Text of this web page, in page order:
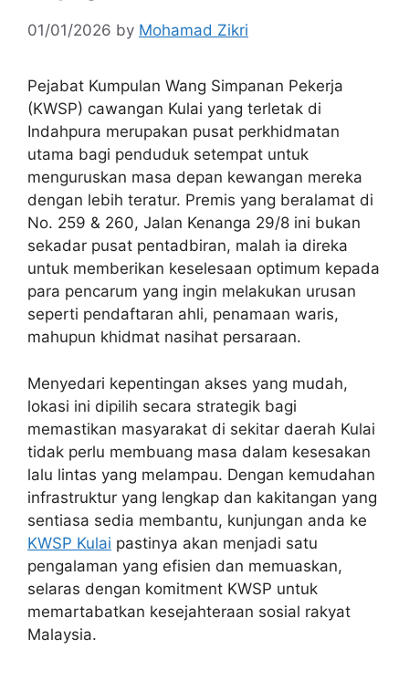
01/01/2026 by Mohamad Zikri
Pejabat Kumpulan Wang Simpanan Pekerja
(KWSP) cawangan Kulai yang terletak di
Indahpura merupakan pusat perkhidmatan
utama bagi penduduk setempat untuk
menguruskan masa depan kewangan mereka
dengan lebih teratur. Premis yang beralamat di
No. 259 & 260, Jalan Kenanga 29/8 ini bukan
sekadar pusat pentadbiran, malah ia direka
untuk memberikan keselesaan optimum kepada
para pencarum yang ingin melakukan urusan
seperti pendaftaran ahli, penamaan waris,
mahupun khidmat nasihat persaraan.
Menyedari kepentingan akses yang mudah,
lokasi ini dipilih secara strategik bagi
memastikan masyarakat di sekitar daerah Kulai
tidak perlu membuang masa dalam kesesakan
lalu lintas yang melampau. Dengan kemudahan
infrastruktur yang lengkap dan kakitangan yang
sentiasa sedia membantu, kunjungan anda ke
KWSP Kulai pastinya akan menjadi satu
pengalaman yang efisien dan memuaskan,
selaras dengan komitment KWSP untuk
memartabatkan kesejahteraan sosial rakyat
Malaysia.